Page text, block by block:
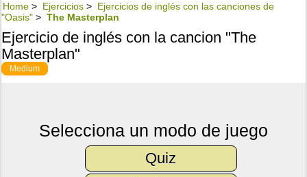
Home > Ejercicios > Ejercicios de inglés con las canciones de
"Oasis" > The Masterplan
Ejercicio de inglés con la cancion "The
Masterplan"
Medium
Selecciona un modo de juego
Quiz